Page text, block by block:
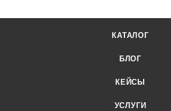
КАТАЛОГ
БЛОГ
КЕЙСЫ
УСЛУГИ